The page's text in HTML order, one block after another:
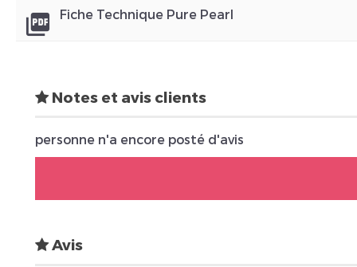
picture_as_pdf Fiche Technique Pure Pearl
Notes et avis clients
personne n'a encore posté d'avis
Avis